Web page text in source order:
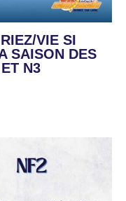
VIE SI
SAISON DES
N3